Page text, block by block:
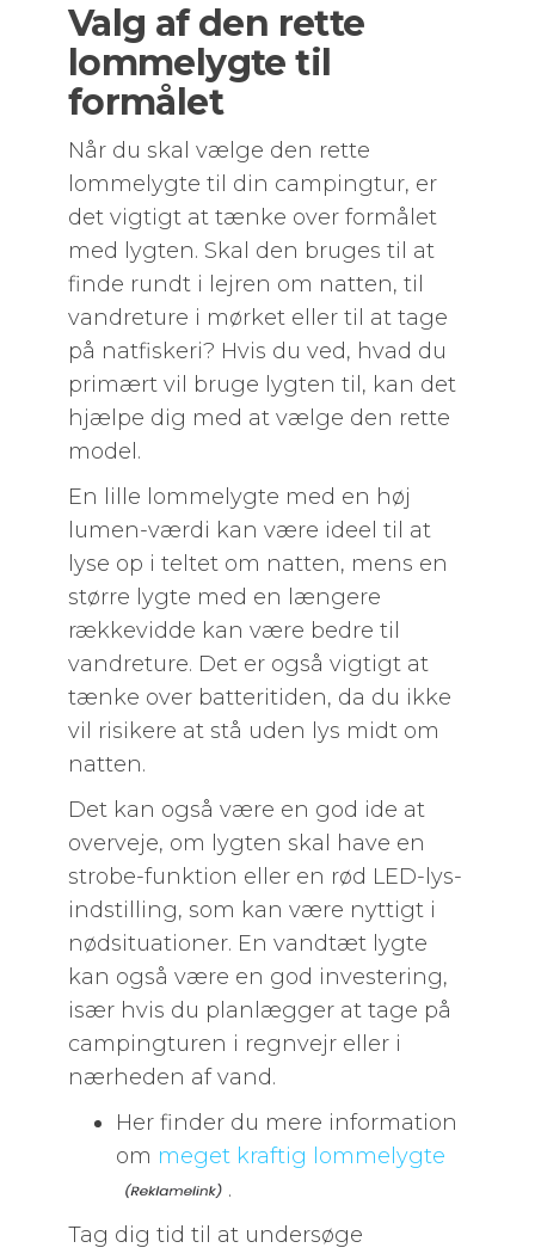
Valg af den rette
lommelygte til
formålet
Når du skal vælge den rette
lommelygte til din campingtur, er
det vigtigt at tænke over formålet
med lygten. Skal den bruges til at
finde rundt i lejren om natten, til
vandreture i mørket eller til at tage
på natfiskeri? Hvis du ved, hvad du
primært vil bruge lygten til, kan det
hjælpe dig med at vælge den rette
model.
En lille lommelygte med en høj
lumen-værdi kan være ideel til at
lyse op i teltet om natten, mens en
større lygte med en længere
rækkevidde kan være bedre til
vandreture. Det er også vigtigt at
tænke over batteritiden, da du ikke
vil risikere at stå uden lys midt om
natten.
Det kan også være en god ide at
overveje, om lygten skal have en
strobe-funktion eller en rød LED-lys-
indstilling, som kan være nyttigt i
nødsituationer. En vandtæt lygte
kan også være en god investering,
især hvis du planlægger at tage på
campingturen i regnvejr eller i
nærheden af vand.
Her finder du mere information
om meget kraftig lommelygte
.
Tag dig tid til at undersøge